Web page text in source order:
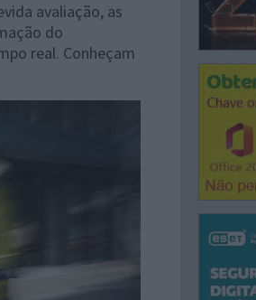
avaliação, as
do
real. Conheçam